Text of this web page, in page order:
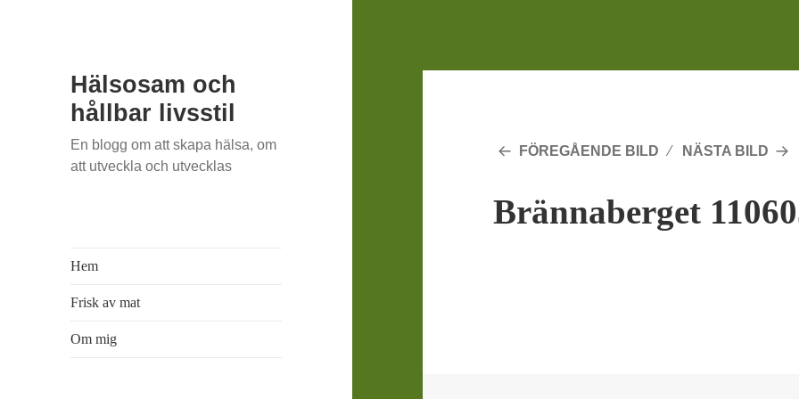
Hälsosam och
hållbar livsstil
En blogg om att skapa hälsa, om
att utveckla och utvecklas
Hem
Frisk av mat
Om mig
FÖREGÅENDE BILD NÄSTA BILD
Brännaberget